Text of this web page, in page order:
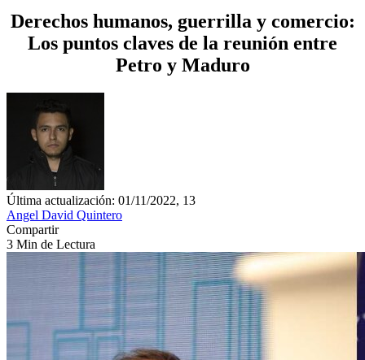
Derechos humanos, guerrilla y comercio:
Los puntos claves de la reunión entre
Petro y Maduro
Última actualización: 01/11/2022, 13
Angel David Quintero
Compartir
3 Min de Lectura